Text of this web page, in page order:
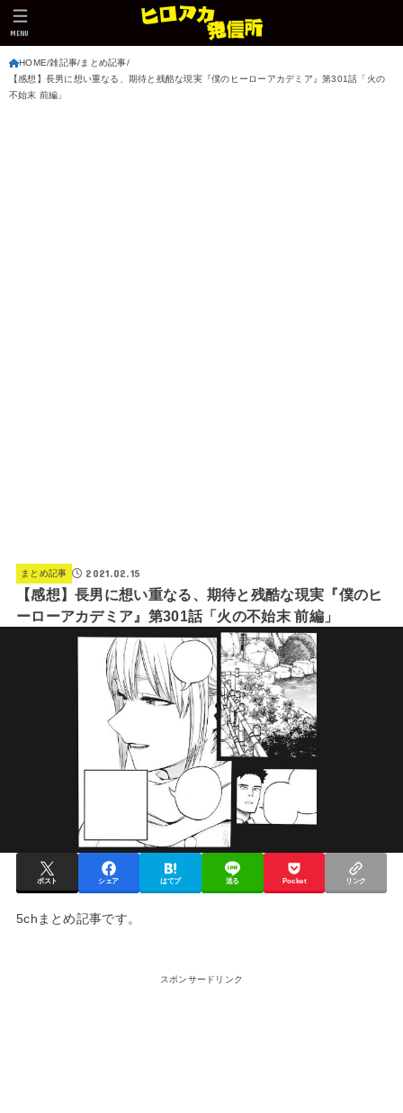
MENU
HOME 雑記事 まとめ記事
【感想】長男に想い重なる、期待と残酷な現実『僕のヒーローアカデミア』第301話「火の
不始末 前編」
まとめ記事 2021.02.15
【感想】長男に想い重なる、期待と残酷な現実『僕のヒ
ーローアカデミア』第301話「火の不始末 前編」
ポスト シェア はてブ 送る Pocket リンク
5chまとめ記事です。
スポンサードリンク